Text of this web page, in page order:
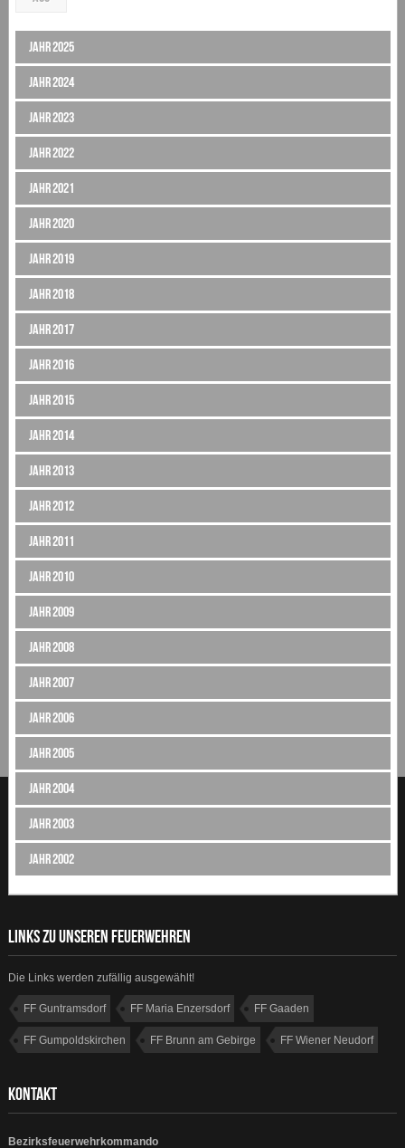
Jahr 2025
Jahr 2024
Jahr 2023
Jahr 2022
Jahr 2021
Jahr 2020
Jahr 2019
Jahr 2018
Jahr 2017
Jahr 2016
Jahr 2015
Jahr 2014
Jahr 2013
Jahr 2012
Jahr 2011
Jahr 2010
Jahr 2009
Jahr 2008
Jahr 2007
Jahr 2006
Jahr 2005
Jahr 2004
Jahr 2003
Jahr 2002
LINKS ZU UNSEREN FEUERWEHREN
Die Links werden zufällig ausgewählt!
FF Guntramsdorf FF Maria Enzersdorf FF Gaaden
FF Gumpoldskirchen FF Brunn am Gebirge FF Wiener Neudorf
KONTAKT
Bezirksfeuerwehrkommando